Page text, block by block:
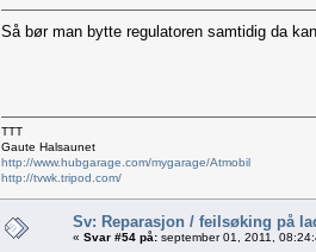
Så bør man bytte regulatoren samtidig da
TTT
Gaute Halsaunet
http://www.hubgarage.com/mygarage/Atmobil
http://tvwk.tripod.com/
Sv: Reparasjon / feilsøking på
« Svar #54 på: september 01, 2011,